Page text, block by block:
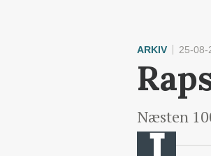
ARKIV 25-08-
Næsten